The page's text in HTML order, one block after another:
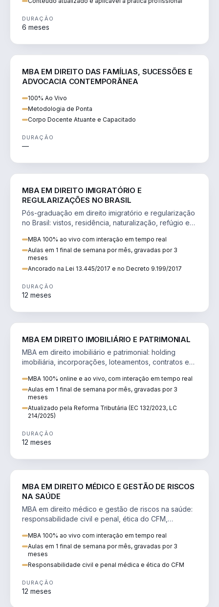
DURAÇÃO
6 meses
MBA EM DIREITO DAS FAMÍLIAS, SUCESSÕES E
ADVOCACIA CONTEMPORÂNEA
100% Ao Vivo
Metodologia de Ponta
Corpo Docente Atuante e Capacitado
DURAÇÃO
—
MBA EM DIREITO IMIGRATÓRIO E
REGULARIZAÇÕES NO BRASIL
Pós-graduação em direito imigratório e regularização
no Brasil: vistos, residência, naturalização, refúgio e
MBA 100% ao vivo com interação em tempo real
Aulas em 1 final de semana por mês, gravadas por 3
meses
Ancorado na Lei 13.445/2017 e no Decreto 9.199/2017
DURAÇÃO
12 meses
MBA EM DIREITO IMOBILIÁRIO E PATRIMONIAL
MBA em direito imobiliário e patrimonial: holding
imobiliária, incorporações, loteamentos, contratos e
MBA 100% online e ao vivo, com interação em tempo real
Aulas em 1 final de semana por mês, gravadas por 3
meses
Atualizado pela Reforma Tributária (EC 132/2023, LC
214/2025)
DURAÇÃO
12 meses
MBA EM DIREITO MÉDICO E GESTÃO DE RISCOS
NA SAÚDE
MBA em direito médico e gestão de riscos na saúde:
responsabilidade civil e penal, ética do CFM,
MBA 100% ao vivo com interação em tempo real
Aulas em 1 final de semana por mês, gravadas por 3
meses
Responsabilidade civil e penal médica e ética do CFM
DURAÇÃO
12 meses